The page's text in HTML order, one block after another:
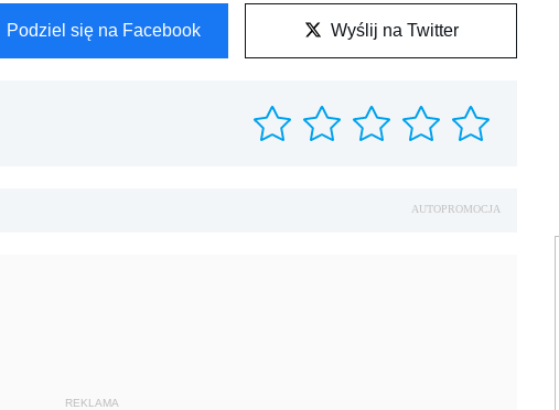
Podziel się na Facebook Wyślij na Twitter
AUTOPROMOCJA
REKLAMA